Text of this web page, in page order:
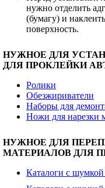
нужно отделить
(бумагу) и
поверхность.
НУЖНОЕ ДЛЯ
ДЛЯ ПРОКЛЕЙКИ
Ролики
Обезжириватели
Наборы для
Ножи для нарезки
НУЖНОЕ ДЛЯ
МАТЕРИАЛОВ ДЛЯ
Каталоги с